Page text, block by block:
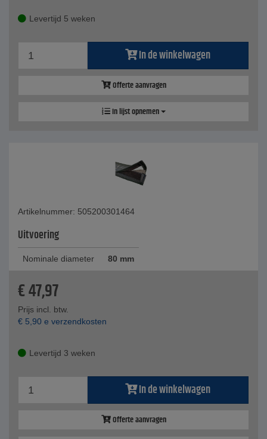
Levertijd 5 weken
In de winkelwagen
Offerte aanvragen
In lijst opnemen
Artikelnummer: 505200301464
Uitvoering
Nominale diameter 80 mm
€47,97
Prijs incl. btw.
€ 5,90 e verzendkosten
Levertijd 3 weken
In de winkelwagen
Offerte aanvragen